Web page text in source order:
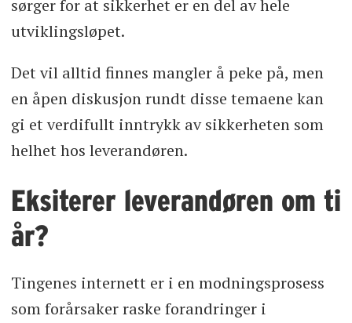
sørger for at sikkerhet er en del av hele
utviklingsløpet.
Det vil alltid finnes mangler å peke på, men
en åpen diskusjon rundt disse temaene kan
gi et verdifullt inntrykk av sikkerheten som
helhet hos leverandøren.
Eksiterer leverandøren om ti
år?
Tingenes internett er i en modningsprosess
som forårsaker raske forandringer i